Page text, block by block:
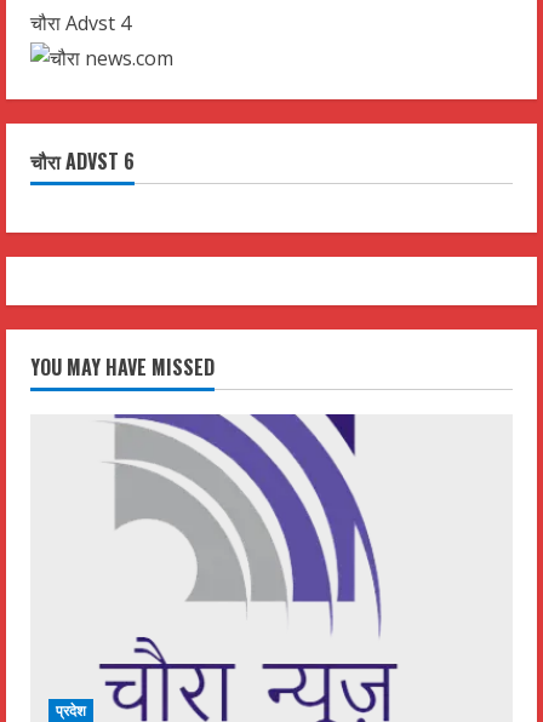
चौरा Advst 4
चौरा ADVST 6
YOU MAY HAVE MISSED
प्रदेश